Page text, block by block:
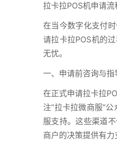
拉卡拉POS机申请
在当今数字化支付
请拉卡拉POS机的
无忧。
一、申请前咨询与指
在正式申请拉卡拉
注“拉卡拉微商服”
服支持。这些渠道
商户的决策提供有力